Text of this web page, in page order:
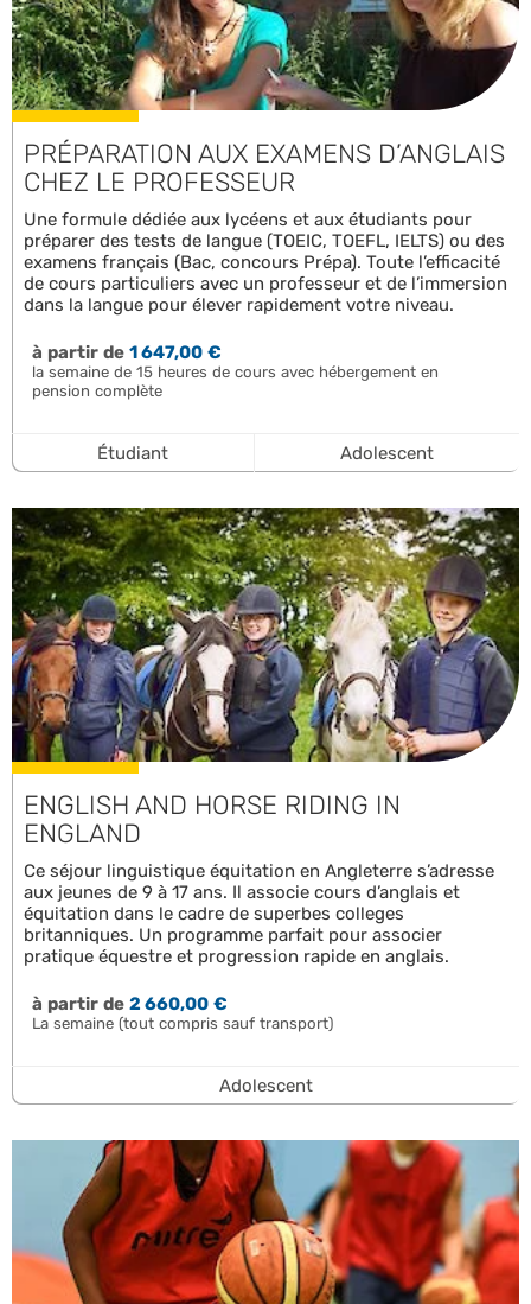
PRÉPARATION AUX EXAMENS D’ANGLAIS
CHEZ LE PROFESSEUR
Une formule dédiée aux lycéens et aux étudiants pour
préparer des tests de langue (TOEIC, TOEFL, IELTS) ou des
examens français (Bac, concours Prépa). Toute l’efficacité
de cours particuliers avec un professeur et de l’immersion
dans la langue pour élever rapidement votre niveau.
à partir de1 647,00 €
la semaine de 15 heures de cours avec hébergement en
pension complète
Étudiant Adolescent
ENGLISH AND HORSE RIDING IN
ENGLAND
Ce séjour linguistique équitation en Angleterre s’adresse
aux jeunes de 9 à 17 ans. Il associe cours d’anglais et
équitation dans le cadre de superbes colleges
britanniques. Un programme parfait pour associer
pratique équestre et progression rapide en anglais.
à partir de2 660,00 €
La semaine (tout compris sauf transport)
Adolescent